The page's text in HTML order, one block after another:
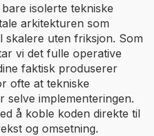
isolerte tekniske
arkitekturen som
skalere uten friksjon. Som
vi det fulle operative
faktisk produserer
ofte at tekniske
implementeringen.
å koble koden direkte til
og omsetning.